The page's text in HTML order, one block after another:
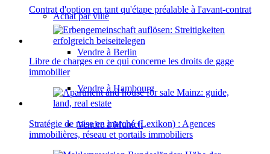
Achat par ville
Vendre à Berlin
Vendre à Hambourg
Vendre à Munich
Contrat d'option en tant qu'étape préalable à l'avant-contrat
Libre de charges en ce qui concerne les droits de gage
immobilier
Stratégie de mise en marché (Lexikon) : Agences
immobilières, réseau et portails immobiliers